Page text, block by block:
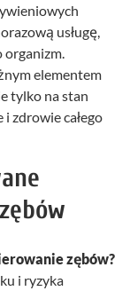
usługę,
organizm.
elementem
tylko na stan
zdrowie całego
zębów?
i ryzyka